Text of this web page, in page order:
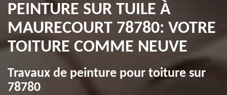
PEINTURE SUR TUILE À
MAURECOURT 78780: VOTRE
TOITURE COMME NEUVE
Travaux de peinture pour toiture sur
78780